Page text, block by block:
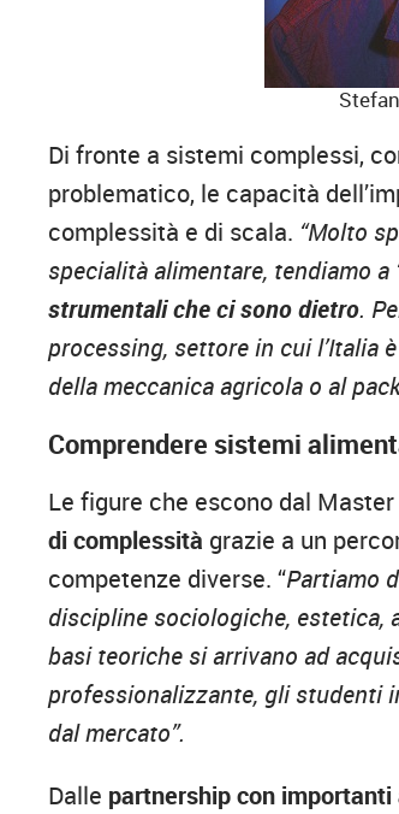
Di fronte a sistemi complessi,
problematico, le capacità
complessità e di scala. “Molto
specialità alimentare, tendiamo a
strumentali che ci sono dietro.
processing, settore in cui l’Italia
della meccanica agricola o al
Comprendere sistemi
Le figure che escono dal
di complessità grazie a un
competenze diverse. “Partiamo
discipline sociologiche, estetica,
basi teoriche si arrivano ad
professionalizzante, gli studenti
dal mercato”.
Dalle partnership con